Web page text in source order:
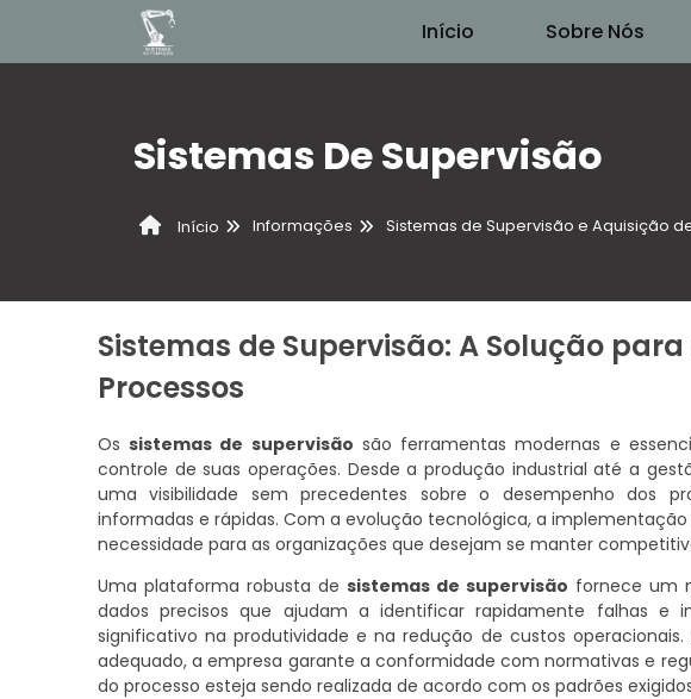
Início Sobre Nós
Sistemas De Supervisão
Início Informações Sistemas de Supervisão e Aquisição
Sistemas de Supervisão: A Solução
Processos
Ossistemas de supervisão são ferramentas modernas e
controle de suas operações. Desde a produção industrial até a
uma visibilidade sem precedentes sobre o desempenho dos
informadas e rápidas. Com a evolução tecnológica, a
necessidade para as organizações que desejam se manter
Uma plataforma robusta desistemas de supervisão fornece um
dados precisos que ajudam a identificar rapidamente falhas e
significativo na produtividade e na redução de custos
adequado, a empresa garante a conformidade com normativas e
do processo esteja sendo realizada de acordo com os padrões